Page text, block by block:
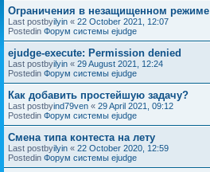
Ограничения в незащищенном режиме
Last postbyilyin « 22 October 2021, 12:07
Postedin Форум системы ejudge
ejudge-execute: Permission denied
Last postbyilyin « 29 August 2021, 12:24
Postedin Форум системы ejudge
Как добавить простейшую задачу?
Last postbyind79ven « 29 April 2021, 09:12
Postedin Форум системы ejudge
Смена типа контеста на лету
Last postbyilyin « 22 October 2020, 12:59
Postedin Форум системы ejudge